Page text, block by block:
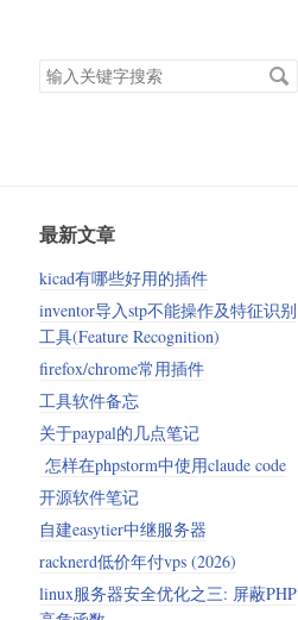
搜
索
最新文章
kicad有哪些好用的插件
inventor导入stp不能操作及特征识别
工具(Feature Recognition)
firefox/chrome常用插件
工具软件备忘
关于paypal的几点笔记
怎样在phpstorm中使用claude code
开源软件笔记
自建easytier中继服务器
racknerd低价年付vps (2026)
linux服务器安全优化之三: 屏蔽PHP